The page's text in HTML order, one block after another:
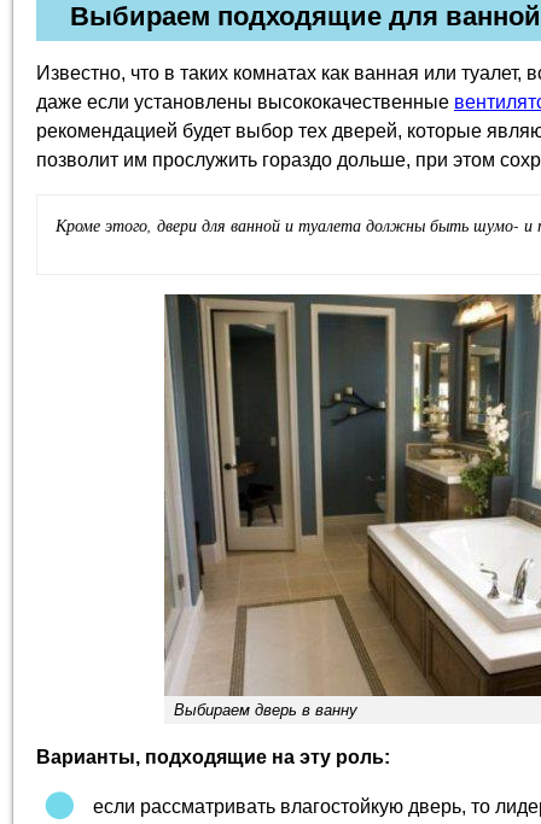
Выбираем подходящие для ванной
Известно, что в таких комнатах как ванная или
даже если установлены высококачественные
рекомендацией будет выбор тех дверей, которые
позволит им прослужить гораздо дольше, при этом
Кроме этого, двери для ванной и туалета должны быть шумо- и
Выбираем дверь в ванну
Варианты, подходящие на эту роль:
если рассматривать влагостойкую дверь, то